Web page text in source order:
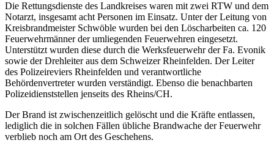
Die Rettungsdienste des Landkreises waren mit zwei RTW und dem
Notarzt, insgesamt acht Personen im Einsatz. Unter der Leitung von
Kreisbrandmeister Schwöble wurden bei den Löscharbeiten ca. 120
Feuerwehrmänner der umliegenden Feuerwehren eingesetzt.
Unterstützt wurden diese durch die Werksfeuerwehr der Fa. Evonik
sowie der Drehleiter aus dem Schweizer Rheinfelden. Der Leiter
des Polizeireviers Rheinfelden und verantwortliche
Behördenvertreter wurden verständigt. Ebenso die benachbarten
Polizeidienststellen jenseits des Rheins/CH.
Der Brand ist zwischenzeitlich gelöscht und die Kräfte entlassen,
lediglich die in solchen Fällen übliche Brandwache der Feuerwehr
verblieb noch am Ort des Geschehens.